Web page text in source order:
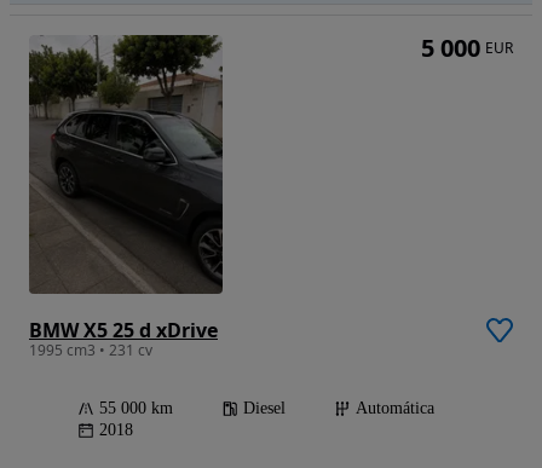
BMW X5 25 d xDrive
1995 cm3 • 231 cv
55 000 km Diesel
Automática
2018
5 000 EUR